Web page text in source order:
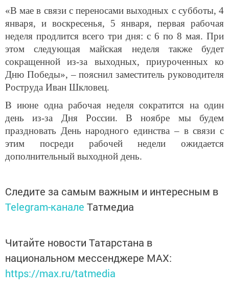
«В мае в связи с переносами выходных с субботы, 4
января, и воскресенья, 5 января, первая рабочая
неделя продлится всего три дня: с 6 по 8 мая. При
этом следующая майская неделя также будет
сокращенной из-за выходных, приуроченных ко
Дню Победы», – пояснил заместитель руководителя
Роструда Иван Шкловец.
В июне одна рабочая неделя сократится на один
день из-за Дня России. В ноябре мы будем
праздновать День народного единства – в связи с
этим посреди рабочей недели ожидается
дополнительный выходной день.
Следите за самым важным и интересным в
Telegram-канале Татмедиа
Читайте новости Татарстана в
национальном мессенджере MАХ:
https://max.ru/tatmedia